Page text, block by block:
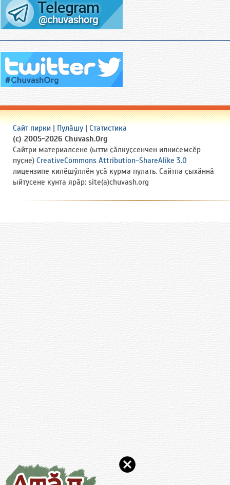
Сайт пирки | Пулӑшу | Статистика
(c) 2005-2026 Chuvash.Org
Сайтри материалсене (ытти ҫӑлкуҫсенчен илнисемсӗр
пуҫне) CreativeCommons Attribution-ShareAlike 3.0
лицензипе килӗшӳллӗн усӑ курма пулать. Сайтпа ҫыхӑннӑ
ыйтусене кунта ярӑр: site(a)chuvash.org